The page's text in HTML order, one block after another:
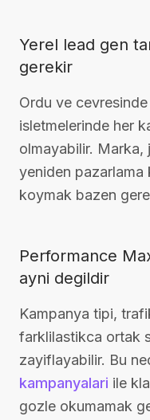
Yerel lead gen
gerekir
Ordu ve
isletmelerinde her
olmayabilir. Marka,
yeniden pazarlama
koymak bazen
Performance
ayni degildir
Kampanya tipi,
farklilastikca ortak
zayiflayabilir. Bu
kampanyalari ile
gozle okumamak